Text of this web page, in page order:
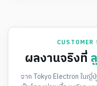
CUSTOMER
ผลงานจริงที่
จาก Tokyo Electron ในญี่